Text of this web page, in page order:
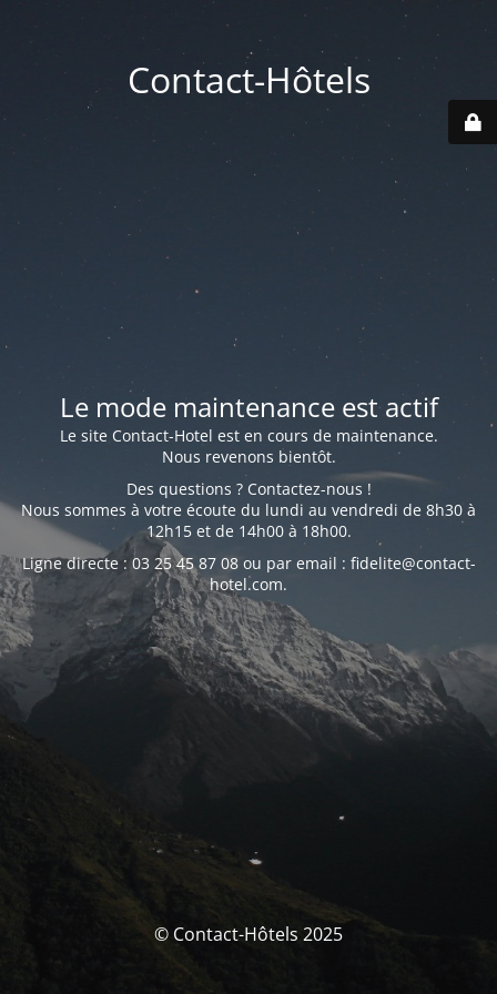
Contact-Hôtels
Le mode maintenance est actif
Le site Contact-Hotel est en cours de maintenance.
Nous revenons bientôt.
Des questions ? Contactez-nous !
Nous sommes à votre écoute du lundi au vendredi de 8h30 à
12h15 et de 14h00 à 18h00.
Ligne directe : 03 25 45 87 08 ou par email : fidelite@contact-
hotel.com.
© Contact-Hôtels 2025